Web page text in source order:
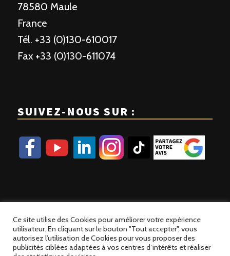
78580 Maule
France
Tél. +33 (0)130-610017
Fax +33 (0)130-611074
SUIVEZ-NOUS SUR :
© 2023 Patisse France | Site développé parAlez PC
Ce site utilise des Cookies pour améliorer votre expérience
utilisateur. En cliquant sur le bouton "Tout accepter", vous
autorisez l’utilisation de Cookies pour vous proposer des
publicités ciblées adaptées à vos centres d’intérêts et réaliser